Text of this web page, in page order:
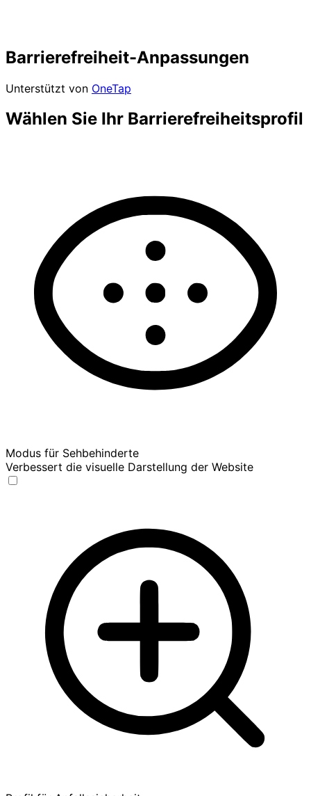
Barrierefreiheit-Anpassungen
Unterstützt von OneTap
Wählen Sie Ihr Barrierefreiheitsprofil
Modus für Sehbehinderte
Verbessert die visuelle Darstellung der Website